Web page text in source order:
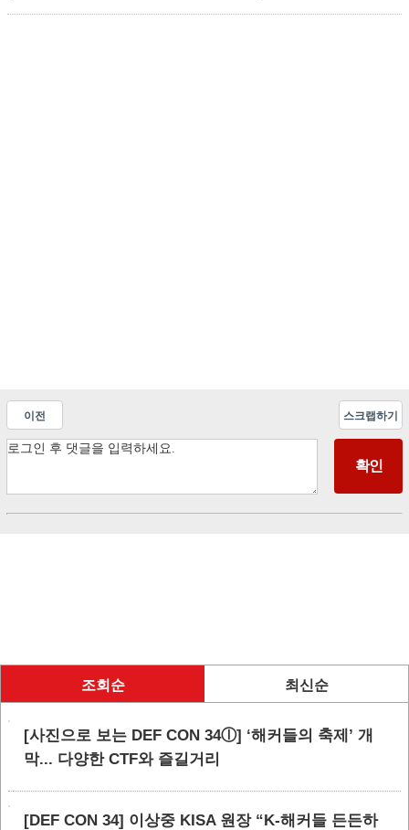
이전 스크랩하기
조회순 최신순
[사진으로 보는 DEF CON 34ⓛ] ‘해커들의 축제’ 개
막... 다양한 CTF와 즐길거리
[DEF CON 34] 이상중 KISA 원장 “K-해커들 든든하